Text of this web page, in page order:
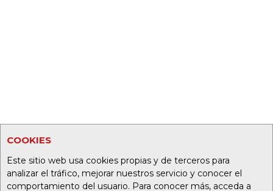
COOKIES
Este sitio web usa cookies propias y de terceros para
analizar el tráfico, mejorar nuestros servicio y conocer el
comportamiento del usuario. Para conocer más, acceda a